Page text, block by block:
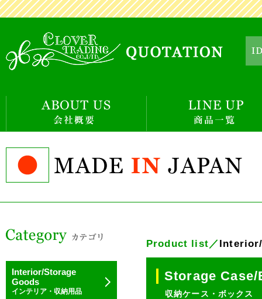
Interior/Storage
Goods
インテリア・収納用品
Product list／
Storage Case/
収納ケース・ボックス